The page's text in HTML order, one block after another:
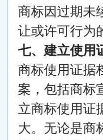
商标因过期未
让或许可行为
七、建立使用
商标使用证据
案，包括商标
立商标使用证
大。无论是商